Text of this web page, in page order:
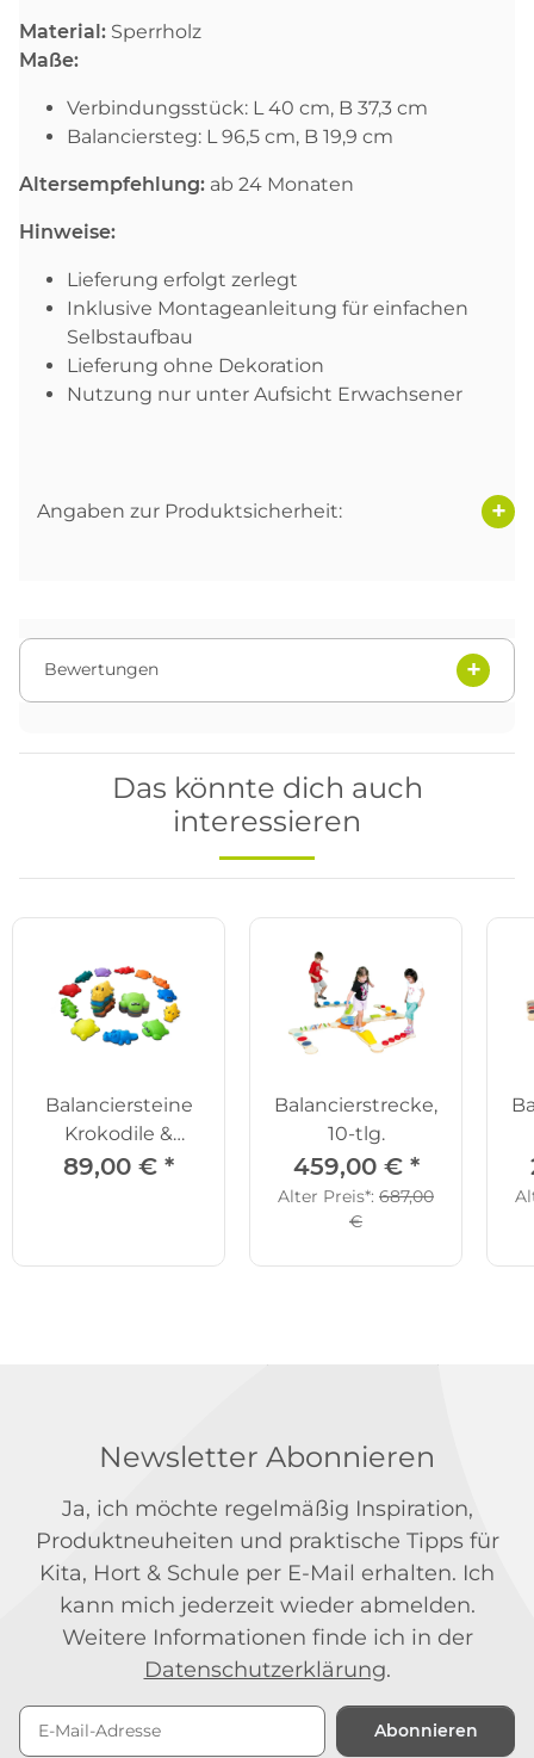
Material: Sperrholz
Maße:
Verbindungsstück: L 40 cm, B 37,3 cm
Balanciersteg: L 96,5 cm, B 19,9 cm
Altersempfehlung: ab 24 Monaten
Hinweise:
Lieferung erfolgt zerlegt
Inklusive Montageanleitung für einfachen
Selbstaufbau
Lieferung ohne Dekoration
Nutzung nur unter Aufsicht Erwachsener
Angaben zur Produktsicherheit:
Bewertungen
Das könnte dich auch
interessieren
Balanciersteine
Krokodile &
Schildkröten,
89,00 € *
Balancierstrecke,
10-tlg.
459,00 € *
Alter Preis*: 687,00
€
Newsletter Abonnieren
Ja, ich möchte regelmäßig Inspiration,
Produktneuheiten und praktische Tipps für
Kita, Hort & Schule per E-Mail erhalten. Ich
kann mich jederzeit wieder abmelden.
Weitere Informationen finde ich in der
Datenschutzerklärung.
Abonnieren